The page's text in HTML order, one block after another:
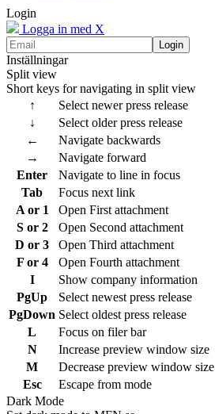
Login
Logga in med X
Login
Inställningar
Split view
Short keys for navigating in split view
↑
Select newer press release
↓
Select older press release
←
Navigate backwards
→
Navigate forward
Enter
Navigate to line in focus
Tab
Focus next link
A or 1
Open First attachment
S or 2
Open Second attachment
D or 3
Open Third attachment
F or 4
Open Fourth attachment
I
Show company information
PgUp
Select newest press release
PgDown Select oldest press release
L
Focus on filer bar
N
Increase preview window size
M
Decrease preview window size
Esc
Escape from mode
Dark Mode